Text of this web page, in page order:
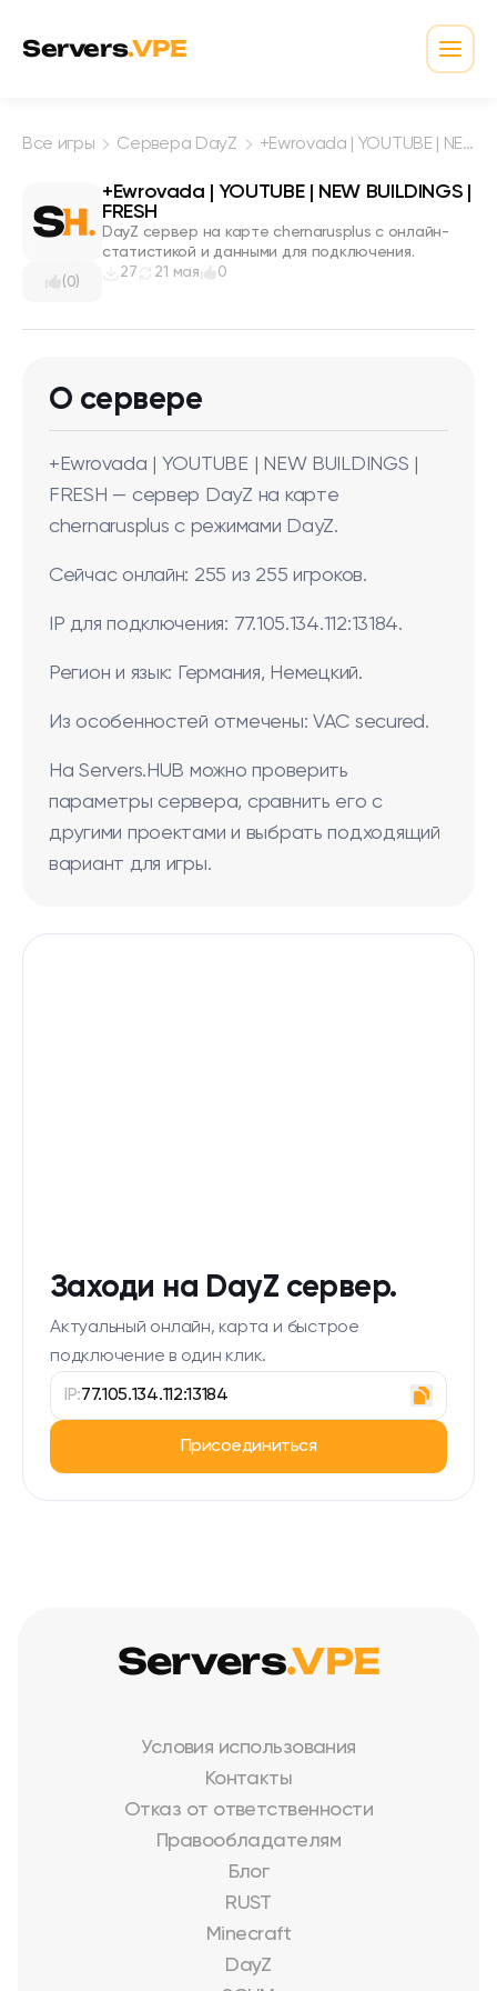
Servers.VPE
Все игры Сервера DayZ +Ewrovada | YOUTUBE | NEW BUILDINGS | FRESH
(0)
+Ewrovada | YOUTUBE | NEW BUILDINGS |
FRESH
DayZ сервер на карте chernarusplus с онлайн-
статистикой и данными для подключения.
27
21 мая 0
О сервере
+Ewrovada | YOUTUBE | NEW BUILDINGS |
FRESH — сервер DayZ на карте
chernarusplus с режимами DayZ.
Сейчас онлайн: 255 из 255 игроков.
IP для подключения: 77.105.134.112:13184.
Регион и язык: Германия, Немецкий.
Из особенностей отмечены: VAC secured.
На Servers.HUB можно проверить
параметры сервера, сравнить его с
другими проектами и выбрать подходящий
вариант для игры.
Заходи на DayZ сервер.
Актуальный онлайн, карта и быстрое
подключение в один клик.
IP:77.105.134.112:13184
Присоединиться
Условия использования
Контакты
Отказ от ответственности
Правообладателям
Блог
RUST
Minecraft
DayZ
Servers.VPE